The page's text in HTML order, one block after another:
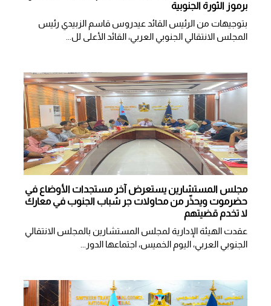
برموز الثورة الجنوبية
بتوجيهات من الرئيس القائد عيدروس قاسم الزبيدي رئيس
المجلس الانتقالي الجنوبي العربي، القائد الأعلى لل...
مجلس المستشارين يستعرض آخر مستجدات الأوضاع في
حضرموت ويحذّر من محاولات جر شباب الجنوب في معارك
لا تخدم قضيتهم
عقدت الهيئة الإدارية لمجلس المستشارين بالمجلس الانتقالي
الجنوبي العربي، اليوم الخميس، اجتماعها الدور...